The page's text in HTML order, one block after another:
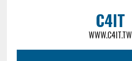
C4IT
WWW.C4IT.TW